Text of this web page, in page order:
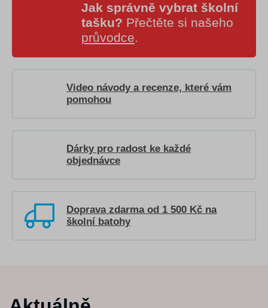
Jak správně vybrat školní
tašku? Přečtěte si našeho
průvodce.
Video návody a recenze, které vám
pomohou
Dárky pro radost ke každé
objednávce
Doprava zdarma od 1 500 Kč na
školní batohy